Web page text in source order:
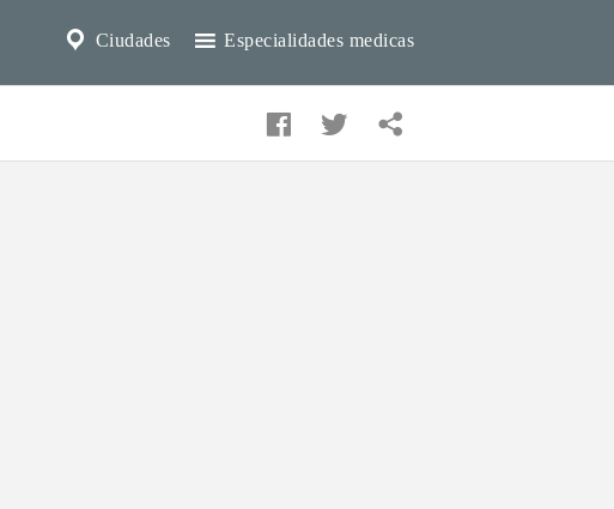
Especialidades medicas
Ciudades